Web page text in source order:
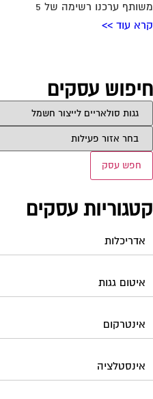
עסקים
איטום גגות
אינטרקום
אינסטלציה
אספקת דלק
ארונות מתכת
בדק בית
ביטוח ועד בית
בישום בניין